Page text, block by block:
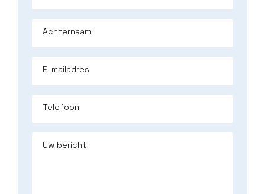
Achternaam
E-mailadres
Telefoon
Uw bericht